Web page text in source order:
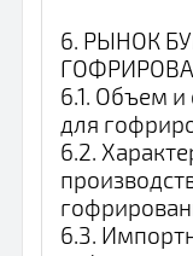
6. РЫНОК
6.1. Объем и
для
6.2.
6.3.